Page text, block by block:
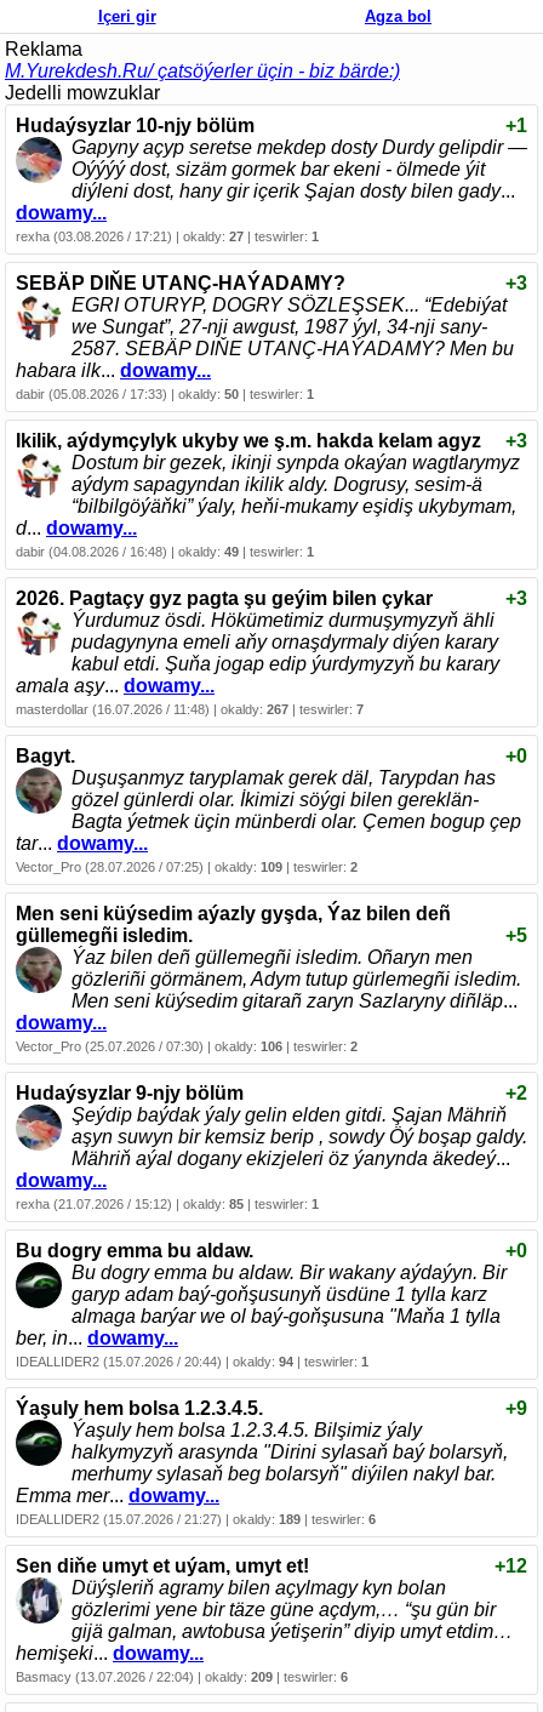
Içeri gir Agza bol
Reklama
M.Yurekdesh.Ru/ çatsöýerler üçin - biz bärde:)
Jedelli mowzuklar
Hudaýsyzlar 10-njy bölüm
+1
Gapyny açyp seretse mekdep dosty Durdy gelipdir —
Oýýýý dost, sizäm gormek bar ekeni - ölmede ýit
diýleni dost, hany gir içerik Şajan dosty bilen gady...
dowamy...
rexha (03.08.2026 / 17:21) | okaldy: 27 | teswirler: 1
SEBÄP DIŇE UTАNÇ-HАÝADАMY?
+3
EGRI ОTURYP, DОGRY SÖZLEŞSEK... “Edebiýat
we Sungаt”, 27-nji аwgust, 1987 ýyl, 34-nji sаny-
2587. SEBÄP DIŇE UTАNÇ-HАÝADАMY? Men bu
hаbаrа ilk... dowamy...
dabir (05.08.2026 / 17:33) | okaldy: 50 | teswirler: 1
Ikilik, aýdymçylyk ukyby we ş.m. hakda kelam agyz
+3
Dostum bir gezek, ikinji synpda okaýan wagtlarymyz
aýdym sapagyndan ikilik aldy. Dogrusy, sesim-ä
“bilbilgöýäňki” ýaly, heňi-mukamy eşidiş ukybymam,
d... dowamy...
dabir (04.08.2026 / 16:48) | okaldy: 49 | teswirler: 1
2026. Pagtaçy gyz pagta şu geýim bilen çykar
+3
Ýurdumuz ösdi. Hökümetimiz durmuşymyzyň ähli
pudagynyna emeli aňy ornaşdyrmaly diýen karary
kabul etdi. Şuňa jogap edip ýurdymyzyň bu karary
amala aşy... dowamy...
masterdollar (16.07.2026 / 11:48) | okaldy: 267 | teswirler: 7
Bagyt.
+0
Duşuşanmyz taryplamak gerek däl, Tarypdan has
gözel günlerdi olar. İkimizi söýgi bilen gereklän-
Bagta ýetmek üçin münberdi olar. Çemen bogup çep
tar... dowamy...
Vector_Pro (28.07.2026 / 07:25) | okaldy: 109 | teswirler: 2
Men seni küýsedim aýazly gyşda, Ýaz bilen deñ
güllemegñi isledim.
+5
Ýaz bilen deñ güllemegñi isledim. Oñaryn men
gözleriñi görmänem, Adym tutup gürlemegñi isledim.
Men seni küýsedim gitarañ zaryn Sazlaryny diñläp...
dowamy...
Vector_Pro (25.07.2026 / 07:30) | okaldy: 106 | teswirler: 2
Hudaýsyzlar 9-njy bölüm
+2
Şeýdip baýdak ýaly gelin elden gitdi. Şajan Mähriň
aşyn suwyn bir kemsiz berip , sowdy Öý boşap galdy.
Mähriň aýal dogany ekizjeleri öz ýanynda äkedeý...
dowamy...
rexha (21.07.2026 / 15:12) | okaldy: 85 | teswirler: 1
Bu dogry emma bu aldaw.
+0
Bu dogry emma bu aldaw. Bir wakany aýdaýyn. Bir
garyp adam baý-goňşusunyň üsdüne 1 tylla karz
almaga barýar we ol baý-goňşusuna "Maňa 1 tylla
ber, in... dowamy...
IDEALLIDER2 (15.07.2026 / 20:44) | okaldy: 94 | teswirler: 1
Ýaşuly hem bolsa 1.2.3.4.5.
+9
Ýaşuly hem bolsa 1.2.3.4.5. Bilşimiz ýaly
halkymyzyň arasynda "Dirini sylasaň baý bolarsyň,
merhumy sylasaň beg bolarsyň" diýilen nakyl bar.
Emma mer... dowamy...
IDEALLIDER2 (15.07.2026 / 21:27) | okaldy: 189 | teswirler: 6
Sen diňe umyt et uýam, umyt et!
+12
Düýşleriň agramy bilen açylmagy kyn bolan
gözlerimi yene bir täze güne açdym,… “şu gün bir
gijä galman, awtobusa ýetişerin” diyip umyt etdim…
hemişeki... dowamy...
Basmacy (13.07.2026 / 22:04) | okaldy: 209 | teswirler: 6